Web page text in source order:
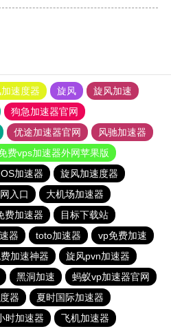
速度器 旋风
旋风加速
狗急加速器官网
优途加速器官网
风驰加速器
费vps加速器外网苹果版
加速器
旋风加速度器
入口
大机场加速器
费加速器
目标下载站
器 toto加速器
vp免费加速
加速神器
旋风pvn加速器
黑洞加速
蚂蚁vp加速器官网
器
夏时国际加速器
时加速器 飞机加速器